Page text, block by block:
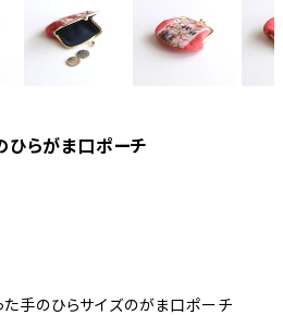
ひらがま口ポーチ
た手のひらサイズのがま口ポーチ